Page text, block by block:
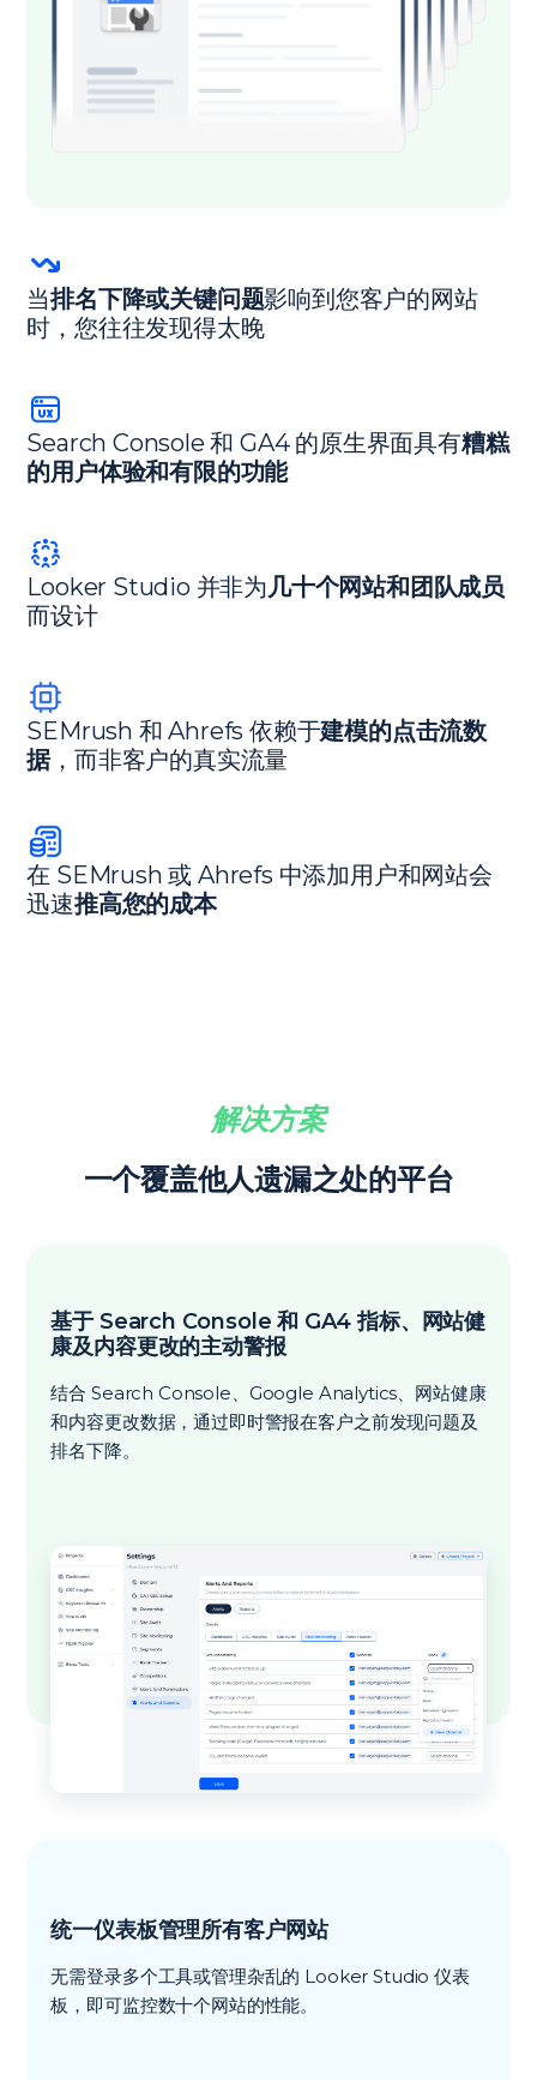
当排名下降或关键问题影响到您客户的网站
时，您往往发现得太晚
Search Console 和 GA4 的原生界面具有糟糕
的用户体验和有限的功能
Looker Studio 并非为几十个网站和团队成员
而设计
SEMrush 和 Ahrefs 依赖于建模的点击流数
据，而非客户的真实流量
在 SEMrush 或 Ahrefs 中添加用户和网站会
迅速推高您的成本
解决方案
一个覆盖他人遗漏之处的平台
基于 Search Console 和 GA4 指标、网站健
康及内容更改的主动警报
结合 Search Console、Google Analytics、网站健康
和内容更改数据，通过即时警报在客户之前发现问题及
排名下降。
统一仪表板管理所有客户网站
无需登录多个工具或管理杂乱的 Looker Studio 仪表
板，即可监控数十个网站的性能。